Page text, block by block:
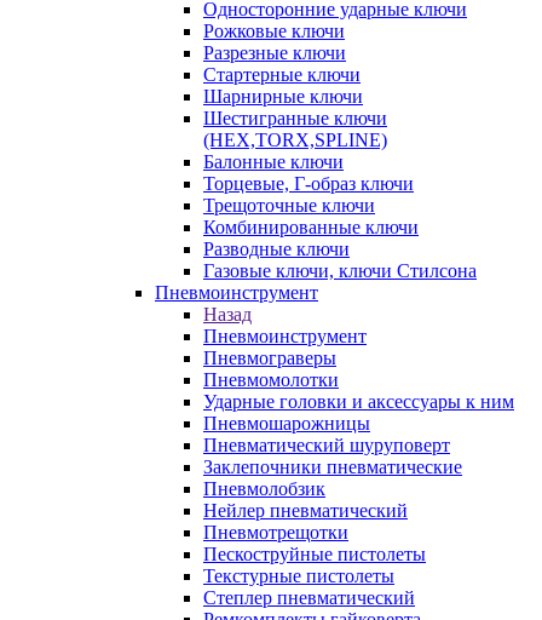
Односторонние ударные ключи
Рожковые ключи
Разрезные ключи
Стартерные ключи
Шарнирные ключи
Шестигранные ключи
(HEX,TORX,SPLINE)
Балонные ключи
Торцевые, Г-образ ключи
Трещоточные ключи
Комбинированные ключи
Разводные ключи
Газовые ключи, ключи Стилсона
Пневмоинструмент
Назад
Пневмоинструмент
Пневмограверы
Пневмомолотки
Ударные головки и аксессуары к ним
Пневмошарожницы
Пневматический шуруповерт
Заклепочники пневматические
Пневмолобзик
Нейлер пневматический
Пневмотрещотки
Пескоструйные пистолеты
Текстурные пистолеты
Степлер пневматический